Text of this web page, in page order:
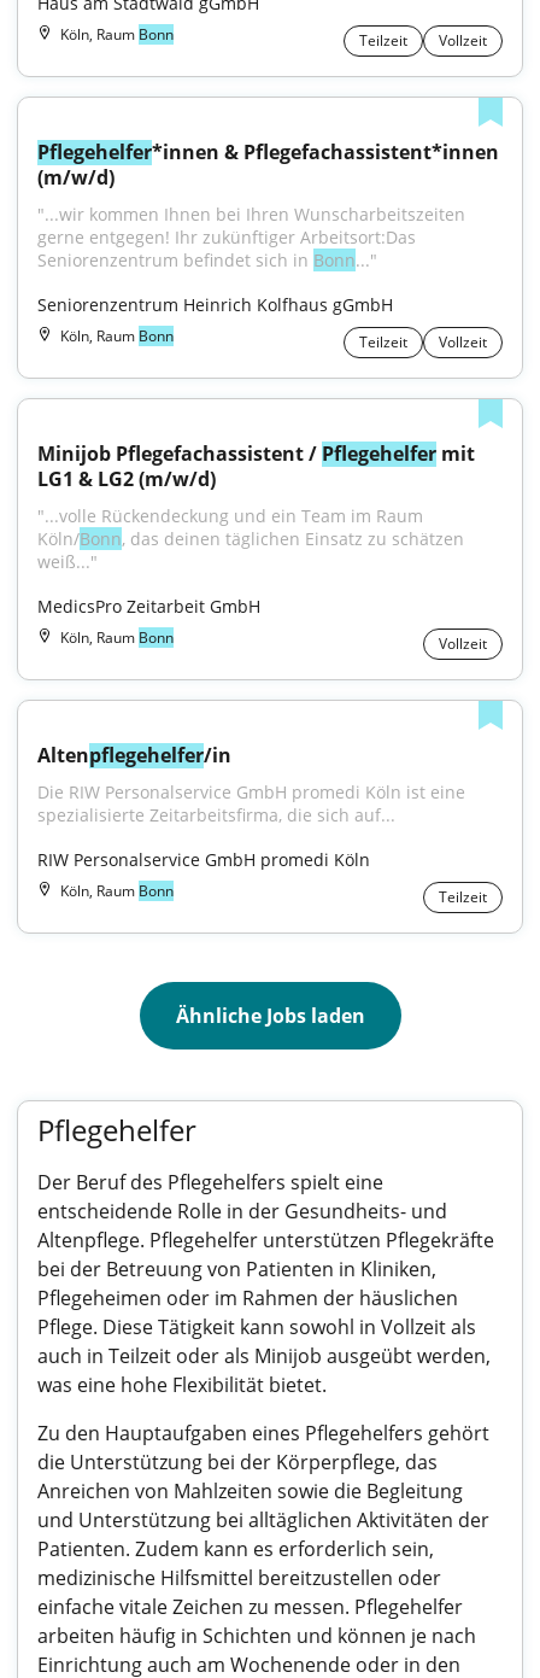
Köln, Raum Bonn Teilzeit Vollzeit
Pflegehelfer*innen & Pflegefachassistent*innen
(m/w/d)
"...wir kommen Ihnen bei Ihren Wunscharbeitszeiten
gerne entgegen! Ihr zukünftiger Arbeitsort:Das
Seniorenzentrum befindet sich in Bonn..."
Seniorenzentrum Heinrich Kolfhaus gGmbH
Köln, Raum Bonn Teilzeit Vollzeit
Minijob Pflegefachassistent / Pflegehelfer mit
LG1 & LG2 (m/w/d)
"...volle Rückendeckung und ein Team im Raum
Köln/Bonn, das deinen täglichen Einsatz zu schätzen
weiß..."
MedicsPro Zeitarbeit GmbH
Köln, Raum Bonn Vollzeit
Altenpflegehelfer/in
Die RIW Personalservice GmbH promedi Köln ist eine
spezialisierte Zeitarbeitsfirma, die sich auf...
RIW Personalservice GmbH promedi Köln
Köln, Raum Bonn Teilzeit
Ähnliche Jobs laden
Pflegehelfer
Der Beruf des Pflegehelfers spielt eine
entscheidende Rolle in der Gesundheits- und
Altenpflege. Pflegehelfer unterstützen Pflegekräfte
bei der Betreuung von Patienten in Kliniken,
Pflegeheimen oder im Rahmen der häuslichen
Pflege. Diese Tätigkeit kann sowohl in Vollzeit als
auch in Teilzeit oder als Minijob ausgeübt werden,
was eine hohe Flexibilität bietet.
Zu den Hauptaufgaben eines Pflegehelfers gehört
die Unterstützung bei der Körperpflege, das
Anreichen von Mahlzeiten sowie die Begleitung
und Unterstützung bei alltäglichen Aktivitäten der
Patienten. Zudem kann es erforderlich sein,
medizinische Hilfsmittel bereitzustellen oder
einfache vitale Zeichen zu messen. Pflegehelfer
arbeiten häufig in Schichten und können je nach
Einrichtung auch am Wochenende oder in den